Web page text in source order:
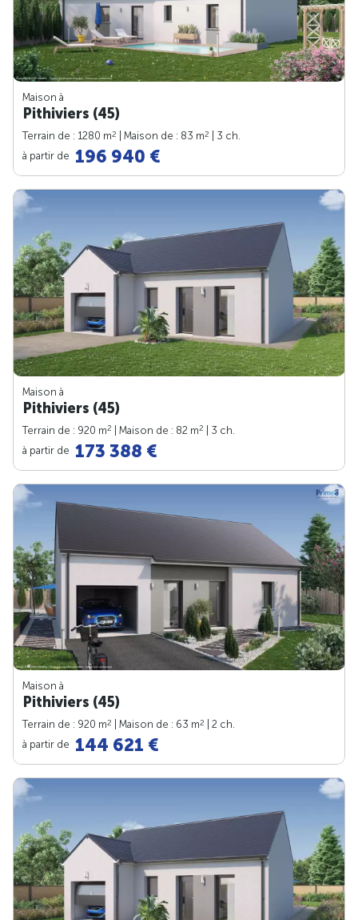
Maison à
Pithiviers (45)
Terrain de : 1280 m2 | Maison de : 83 m2
| 3 ch.
à partir de 196 940 €
Maison à
Pithiviers (45)
Terrain de : 920 m2 | Maison de : 82 m2
| 3 ch.
à partir de 173 388 €
Maison à
Pithiviers (45)
Terrain de : 920 m2 | Maison de : 63 m2
| 2 ch.
à partir de 144 621 €